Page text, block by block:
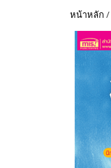
หน้าหลัก /